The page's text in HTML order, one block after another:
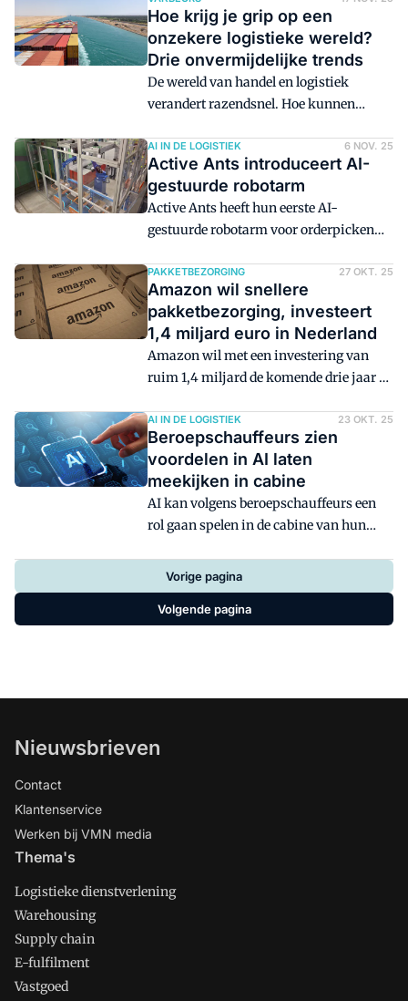
Er zitten kansen in het slimmer en
efficiënter maken van dagelijkse
werkzaamheden. Door hier niet op in te
spelen, lopen bedrijven het risico om
achter te blijven.
Hoe krijg je grip op een
onzekere logistieke wereld?
Drie onvermijdelijke trends
De wereld van handel en logistiek
verandert razendsnel. Hoe kunnen
effectief inzetten om grip te krijgen op
de snel veranderende en onzekere
markt?
AI IN DE LOGISTIEK 6 NOV. 25
Active Ants introduceert AI-
gestuurde robotarm
Active Ants heeft hun eerste AI-
gestuurde robotarm voor orderpicken
zeshonderd pakketjes per uur
verwerken, en heeft het vermogen om
van gemaakte foutjes te leren.
PAKKETBEZORGING 27 OKT. 25
Amazon wil snellere
pakketbezorging, investeert
1,4 miljard euro in Nederland
Amazon wil met een investering van
ruim 1,4 miljard de komende drie jaar de
verbeteren in Nederland. Het bedrijf gaat
inzetten op bezorging op dezelfde dag,
onder meer door een uitbreiding van
afhaalpunten zoals pakketkluizen.
AI IN DE LOGISTIEK 23 OKT. 25
Beroepschauffeurs zien
voordelen in AI laten
meekijken in cabine
AI kan volgens beroepschauffeurs een
rol gaan spelen in de cabine van hun
intelligentie te laten meekijken, kunnen
chauffeurs bijvoorbeeld beter aantonen
of ze onterecht als schuldig worden
Vorige pagina
Volgende pagina
Nieuwsbrieven
Contact
Klantenservice
Werken bij VMN media
Thema's
Logistieke dienstverlening
Warehousing
Supply chain
E-fulfilment
Vastgoed